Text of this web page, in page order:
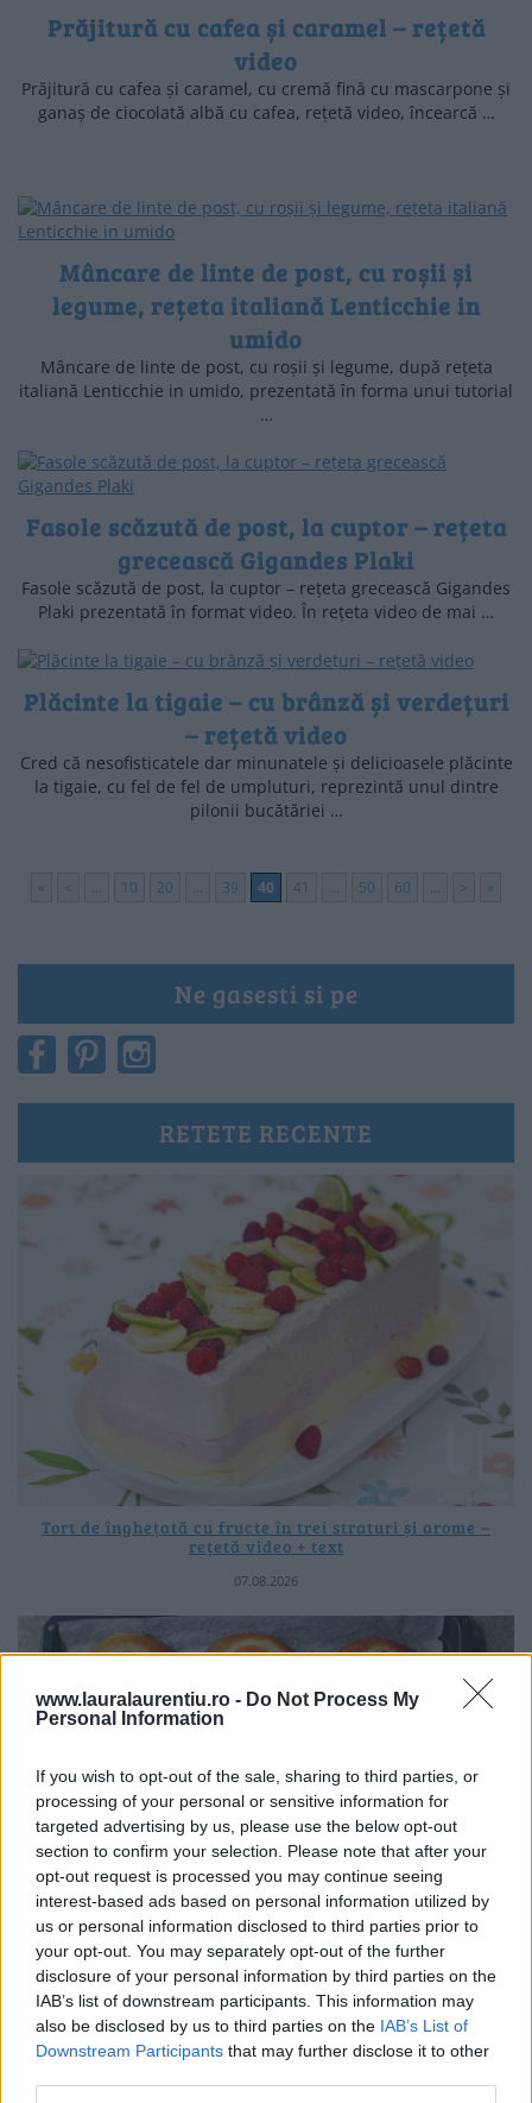
www.lauralaurentiu.ro - Do Not Process My
Personal Information
If you wish to opt-out of the sale, sharing to third parties, or
processing of your personal or sensitive information for
targeted advertising by us, please use the below opt-out
section to confirm your selection. Please note that after your
opt-out request is processed you may continue seeing
interest-based ads based on personal information utilized by
us or personal information disclosed to third parties prior to
your opt-out. You may separately opt-out of the further
disclosure of your personal information by third parties on the
IAB’s list of downstream participants. This information may
also be disclosed by us to third parties on the IAB’s List of
Downstream Participants that may further disclose it to other
Prăjitură cu cafea și caramel – rețetă
video
Prăjitură cu cafea și caramel, cu cremă fină cu mascarpone și
ganaș de ciocolată albă cu cafea, rețetă video, încearcă …
Mâncare de linte de post, cu roșii și
legume, rețeta italiană Lenticchie in
umido
Mâncare de linte de post, cu roșii și legume, după rețeta
italiană Lenticchie in umido, prezentată în forma unui tutorial
…
Fasole scăzută de post, la cuptor – rețeta
grecească Gigandes Plaki
Fasole scăzută de post, la cuptor – rețeta grecească Gigandes
Plaki prezentată în format video. În rețeta video de mai …
Plăcinte la tigaie – cu brânză și verdețuri
– rețetă video
Cred că nesofisticatele dar minunatele și delicioasele plăcinte
la tigaie, cu fel de fel de umpluturi, reprezintă unul dintre
pilonii bucătăriei …
« < ... 10 20 ... 39 40 41 ... 50 60 ... > »
Ne gasesti si pe
RETETE RECENTE
Tort de înghețată cu fructe în trei straturi și arome –
rețetă video + text
07.08.2026
Băscuțe cu brânză dulce și caise – rețetă video + text
31.07.2026